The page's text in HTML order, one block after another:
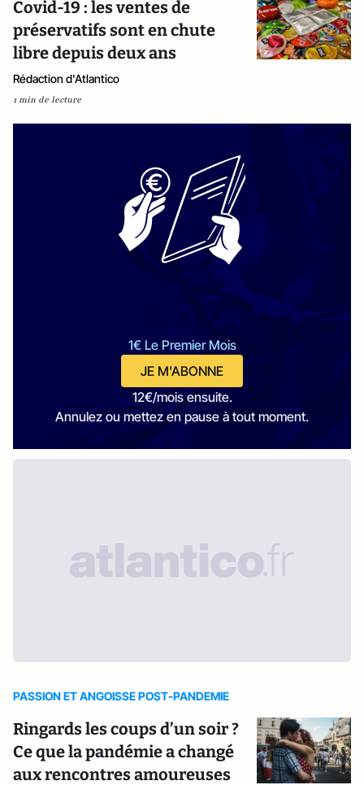
Covid-19 : les ventes de
préservatifs sont en chute
libre depuis deux ans
Rédaction d'Atlantico
1 min de lecture
1€ Le Premier Mois
JE M'ABONNE
12€/mois ensuite.
Annulez ou mettez en pause à tout moment.
PASSION ET ANGOISSE POST-PANDEMIE
Ringards les coups d’un soir ?
Ce que la pandémie a changé
aux rencontres amoureuses